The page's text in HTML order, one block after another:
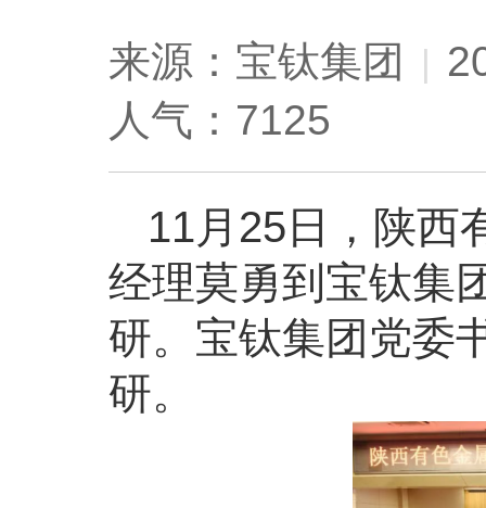
来源：宝钛集团 |
人气：7125
11月25日，陕西
经理莫勇到宝钛集
研。宝钛集团党委
研。